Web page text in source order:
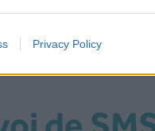
Privacy Policy